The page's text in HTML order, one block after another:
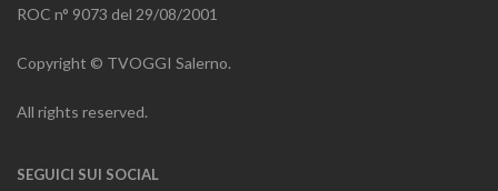
ROC n° 9073 del 29/08/2001
Copyright © TVOGGI Salerno.
All rights reserved.
SEGUICI SUI SOCIAL